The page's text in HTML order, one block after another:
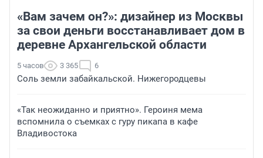
«Вам зачем он?»: дизайнер из Москвы
за свои деньги восстанавливает дом в
деревне Архангельской области
5 часов 3 365 6
Соль земли забайкальской. Нижегородцевы
«Так неожиданно и приятно». Героиня мема
вспомнила о съемках с гуру пикапа в кафе
Владивостока